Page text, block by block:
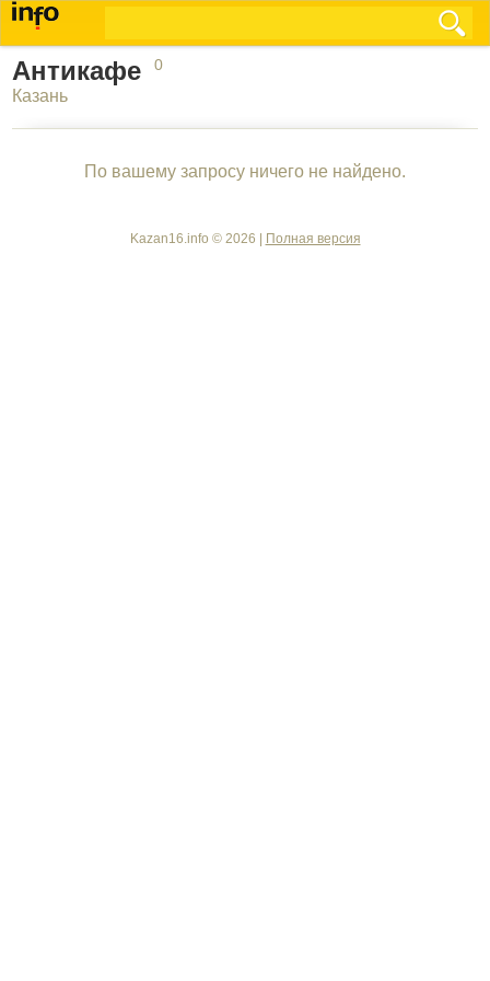
Антикафе 0
Казань
По вашему запросу ничего не найдено.
Kazan16.info © 2026 | Полная версия